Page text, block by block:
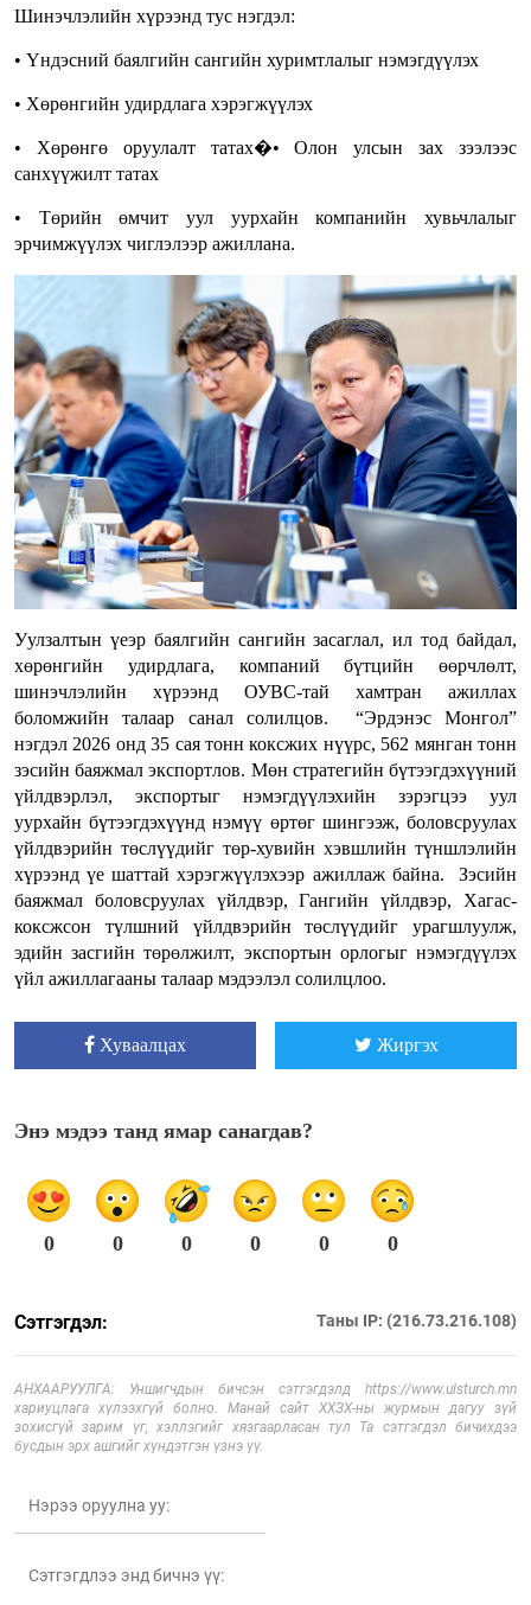
Шинэчлэлийн хүрээнд тус нэгдэл:
• Үндэсний баялгийн сангийн хуримтлалыг нэмэгдүүлэх
• Хөрөнгийн удирдлага хэрэгжүүлэх
• Хөрөнгө оруулалт татах�• Олон улсын зах зээлээс
санхүүжилт татах
• Төрийн өмчит уул уурхайн компанийн хувьчлалыг
эрчимжүүлэх чиглэлээр ажиллана.
Уулзалтын үеэр баялгийн сангийн засаглал, ил тод байдал,
хөрөнгийн удирдлага, компаний бүтцийн өөрчлөлт,
шинэчлэлийн хүрээнд ОУВС-тай хамтран ажиллах
боломжийн талаар санал солилцов. “Эрдэнэс Монгол”
нэгдэл 2026 онд 35 сая тонн коксжих нүүрс, 562 мянган тонн
зэсийн баяжмал экспортлов. Мөн стратегийн бүтээгдэхүүний
үйлдвэрлэл, экспортыг нэмэгдүүлэхийн зэрэгцээ уул
уурхайн бүтээгдэхүүнд нэмүү өртөг шингээж, боловсруулах
үйлдвэрийн төслүүдийг төр-хувийн хэвшлийн түншлэлийн
хүрээнд үе шаттай хэрэгжүүлэхээр ажиллаж байна. Зэсийн
баяжмал боловсруулах үйлдвэр, Гангийн үйлдвэр, Хагас-
коксжсон түлшний үйлдвэрийн төслүүдийг урагшлуулж,
эдийн засгийн төрөлжилт, экспортын орлогыг нэмэгдүүлэх
үйл ажиллагааны талаар мэдээлэл солилцлоо.
Хуваалцах Жиргэх
Энэ мэдээ танд ямар санагдав?
0 0 0 0 0 0
Сэтгэгдэл: Таны IP: (216.73.216.108)
АНХААРУУЛГА: Уншигчдын бичсэн сэтгэгдэлд https://www.ulsturch.mn
хариуцлага хүлээхгүй болно. Манай сайт ХХЗХ-ны журмын дагуу зүй
зохисгүй зарим үг, хэллэгийг хязгаарласан тул Та сэтгэгдэл бичихдээ
бусдын эрх ашгийг хүндэтгэн үзнэ үү.